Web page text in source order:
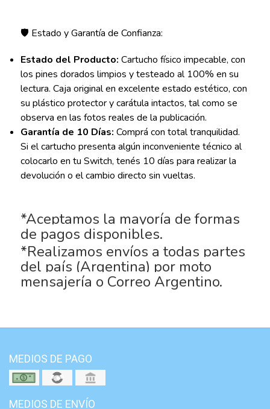
🛡️ Estado y Garantía de Confianza:
Estado del Producto: Cartucho físico impecable, con
los pines dorados limpios y testeado al 100% en su
lectura. Caja original en excelente estado estético, con
su plástico protector y carátula intactos, tal como se
observa en las fotos reales de la publicación.
Garantía de 10 Días: Comprá con total tranquilidad.
Si el cartucho presenta algún inconveniente técnico al
colocarlo en tu Switch, tenés 10 días para realizar la
devolución o el cambio directo sin vueltas.
*Aceptamos la mayoría de formas
de pagos disponibles.
*Realizamos envíos a todas partes
del país (Argentina) por moto
mensajería o Correo Argentino.
MEDIOS DE PAGO
MEDIOS DE ENVÍO